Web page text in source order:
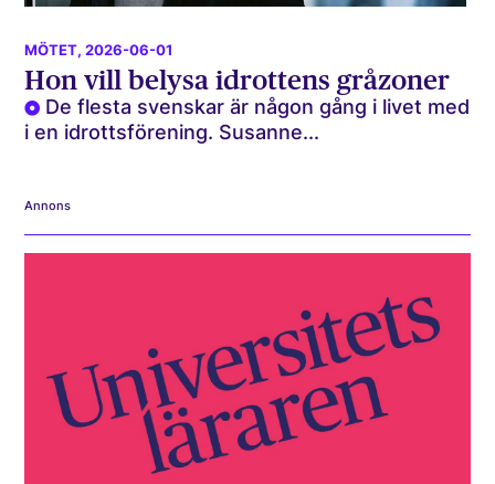
MÖTET, 2026-06-01
Hon vill belysa idrottens gråzoner
De flesta svenskar är någon gång i livet med
i en idrottsförening. Susanne...
Annons